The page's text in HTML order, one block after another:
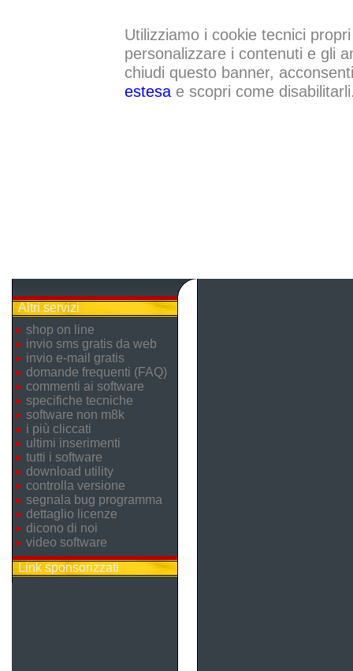
Utilizziamo i cookie tecnici
personalizzare i contenuti e gli
chiudi questo banner,
estesae scopri come
Altri servizi
shop on line
invio sms gratis da web
invio e-mail gratis
domande frequenti (FAQ)
commenti ai software
specifiche tecniche
software non m8k
i più cliccati
ultimi inserimenti
tutti i software
download utility
controlla versione
segnala bug programma
dettaglio licenze
dicono di noi
video software
Link sponsorizzati